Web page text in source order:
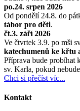
po.24. srpen 2026
Od pondělí 24.8. do
tábor pro děti.
čt.3. září 2026
Ve čtvrtek 3.9. po mši
katechumenů ke křtu
Příprava bude probíhat
sv. Karla, pokud
Chci si přečíst víc...
Kontakt